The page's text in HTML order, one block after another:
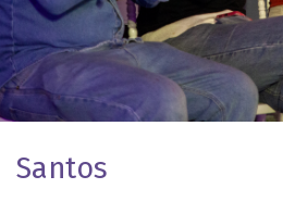
Santos